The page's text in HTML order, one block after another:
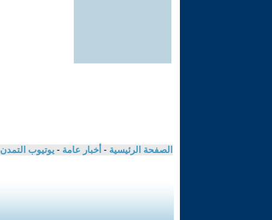
الصفحة الرئيسية - أخبار عامة - يوتيوب التمدن